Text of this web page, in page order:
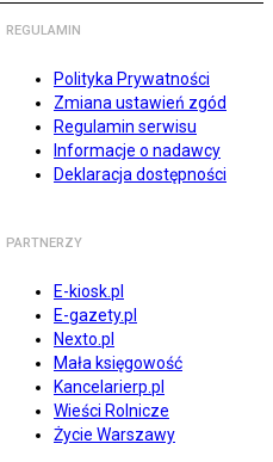
REGULAMIN
Polityka Prywatności
Zmiana ustawień zgód
Regulamin serwisu
Informacje o nadawcy
Deklaracja dostępności
PARTNERZY
E-kiosk.pl
E-gazety.pl
Nexto.pl
Mała księgowość
Kancelarierp.pl
Wieści Rolnicze
Życie Warszawy